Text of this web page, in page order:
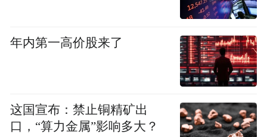
年内第一高价股来了
这国宣布：禁止铜精矿出
口，“算力金属”影响多大？